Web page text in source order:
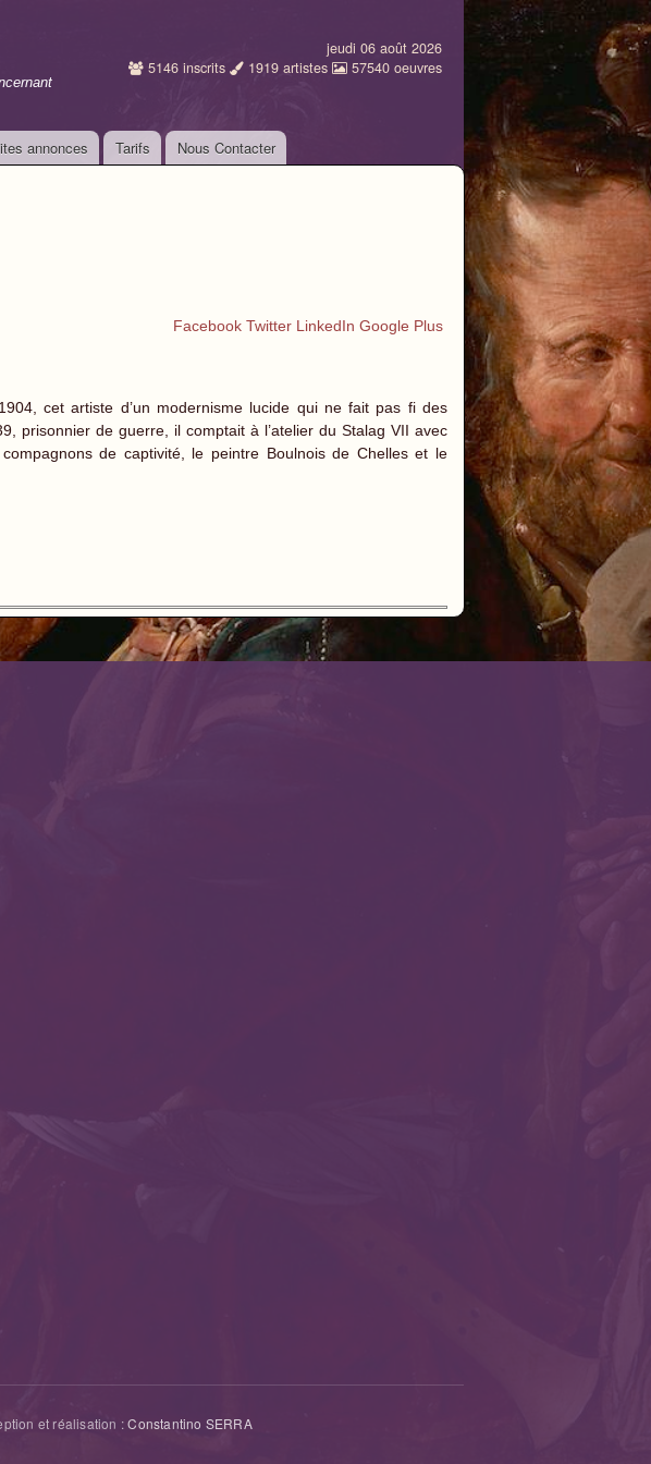
jeudi 06 août 2026
5146 inscrits 1919 artistes 57540 oeuvres
annonces Tarifs Nous Contacter
Facebook Twitter LinkedIn Google Plus
cet artiste d’un modernisme lucide qui ne fait pas fi des
prisonnier de guerre, il comptait à l’atelier du Stalag VII avec
de captivité, le peintre Boulnois de Chelles et le
et réalisation :Constantino SERRA